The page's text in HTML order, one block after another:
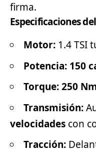
firma.
Especificaciones
Motor: 1.4 TSI
Potencia: 150
Torque:250
Transmisión:
velocidades con
Tracción: